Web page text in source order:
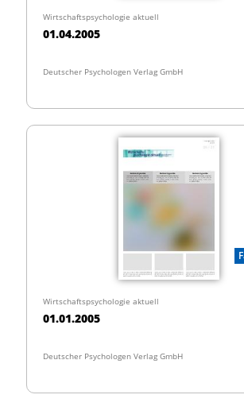
Wirtschaftspsychologie aktuell
01.04.2005
Deutscher Psychologen Verlag GmbH
Wirtschaftspsychologie aktuell
01.01.2005
Deutscher Psychologen Verlag GmbH